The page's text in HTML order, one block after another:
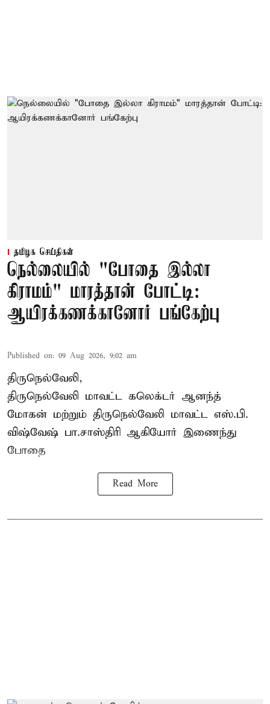
தமிழக செய்திகள்
நெல்லையில் "போதை இல்லா
கிராமம்" மாரத்தான் போட்டி:
ஆயிரக்கணக்கானோர் பங்கேற்பு
Published on: 09 Aug 2026, 9:02 am
திருநெல்வேலி,
திருநெல்வேலி மாவட்ட கலெக்டர் ஆனந்த்
மோகன் மற்றும் திருநெல்வேலி மாவட்ட எஸ்.பி.
விஷ்வேஷ் பா.சாஸ்திரி ஆகியோர் இணைந்து
போதை
Read More